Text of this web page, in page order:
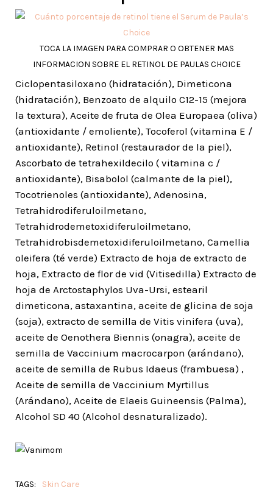
TOCA LA IMAGEN PARA COMPRAR O OBTENER MAS
INFORMACION SOBRE EL RETINOL DE PAULAS CHOICE
Ciclopentasiloxano (hidratación), Dimeticona
(hidratación), Benzoato de alquilo C12-15 (mejora
la textura), Aceite de fruta de Olea Europaea (oliva)
(antioxidante / emoliente), Tocoferol (vitamina E /
antioxidante), Retinol (restaurador de la piel),
Ascorbato de tetrahexildecilo ( vitamina c /
antioxidante), Bisabolol (calmante de la piel),
Tocotrienoles (antioxidante), Adenosina,
Tetrahidrodiferuloilmetano,
Tetrahidrodemetoxidiferuloilmetano,
Tetrahidrobisdemetoxidiferuloilmetano, Camellia
oleifera (té verde) Extracto de hoja de extracto de
hoja, Extracto de flor de vid (Vitisedilla) Extracto de
hoja de Arctostaphylos Uva-Ursi, estearil
dimeticona, astaxantina, aceite de glicina de soja
(soja), extracto de semilla de Vitis vinifera (uva),
aceite de Oenothera Biennis (onagra), aceite de
semilla de Vaccinium macrocarpon (arándano),
aceite de semilla de Rubus Idaeus (frambuesa) ,
Aceite de semilla de Vaccinium Myrtillus
(Arándano), Aceite de Elaeis Guineensis (Palma),
Alcohol SD 40 (Alcohol desnaturalizado).
TAGS: Skin Care